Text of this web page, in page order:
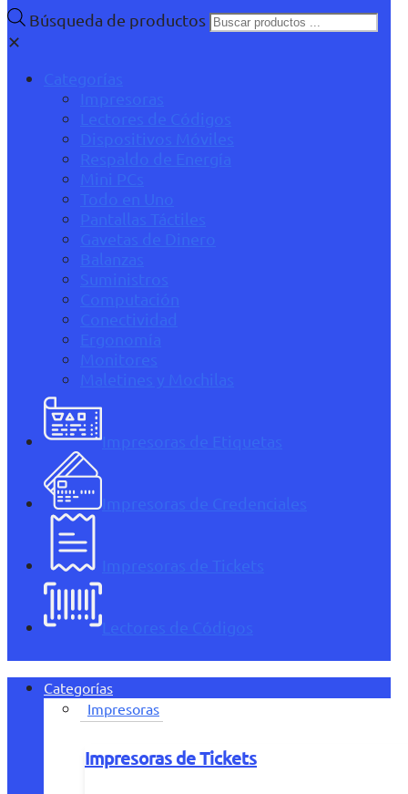
Búsqueda de productos
✕
Categorías
Impresoras
Lectores de Códigos
Dispositivos Móviles
Respaldo de Energía
Mini PCs
Todo en Uno
Pantallas Táctiles
Gavetas de Dinero
Balanzas
Suministros
Computación
Conectividad
Ergonomía
Monitores
Maletines y Mochilas
Impresoras de Etiquetas
Impresoras de Credenciales
Impresoras de Tickets
Lectores de Códigos
Categorías
Impresoras
Impresoras de Tickets